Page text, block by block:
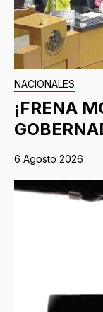
NACIONALES
¡FRENA
6 Agosto 2026